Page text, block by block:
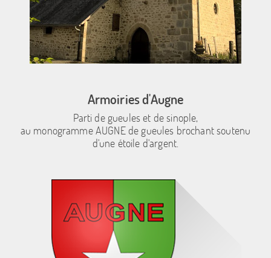
Armoiries d'Augne
Parti de gueules et de sinople,
au monogramme AUGNE de gueules brochant soutenu
d'une étoile d'argent.